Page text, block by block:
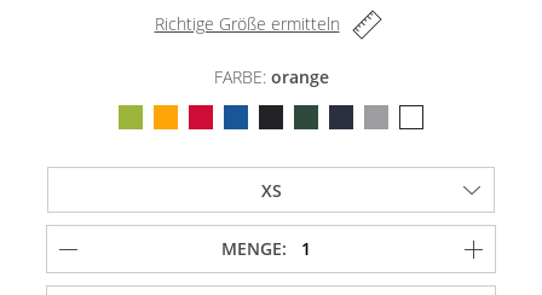
Richtige Größe ermitteln
FARBE: orange
MENGE: